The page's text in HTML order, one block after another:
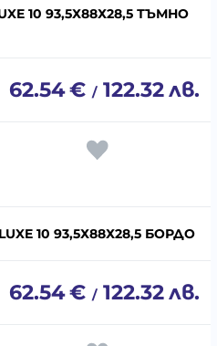
10 93,5Х88Х28,5 ТЪМНО
62.54€ / 122.32лв.
10 93,5Х88Х28,5 БОРДО
62.54€ / 122.32лв.